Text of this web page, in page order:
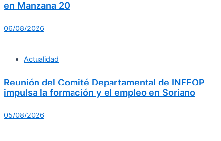
en Manzana 20
06/08/2026
Actualidad
Reunión del Comité Departamental de INEFOP
impulsa la formación y el empleo en Soriano
05/08/2026